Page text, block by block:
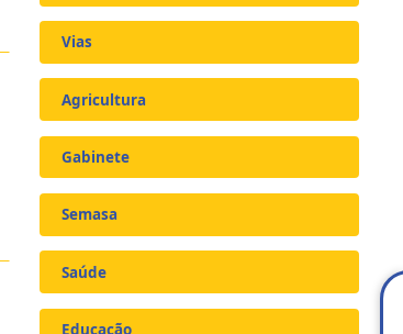
Vias
Agricultura
Gabinete
Semasa
Saúde
Educação